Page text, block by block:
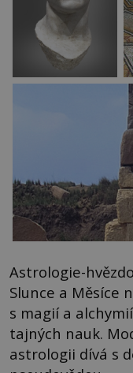
Astrologie-
Slunce a Měsíce
s magií a
tajných nauk.
astrologii dívá s